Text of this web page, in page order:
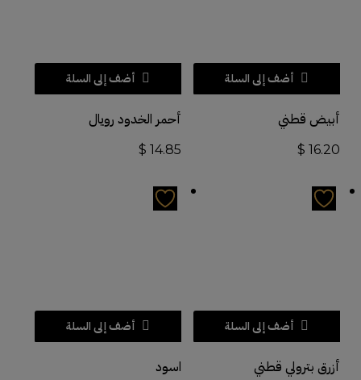
أضف إلى السلة
أبيض قطني
$ 16.20
أضف إلى السلة
أحمر الخدود رويال
$ 14.85
أضف إلى السلة
أزرق بترولي قطني
أضف إلى السلة
اسود